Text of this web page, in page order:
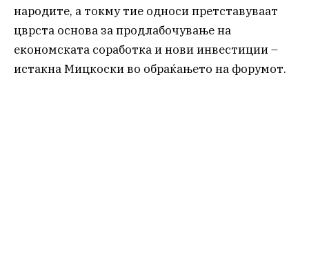
народите, а токму тие односи претставуваат
цврста основа за продлабочување на
економската соработка и нови инвестиции –
истакна Мицкоски во обраќањето на форумот.